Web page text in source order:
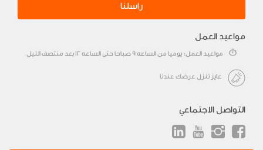
راسلنا
مواعيد العمل
مواعيد العمل: يوميا من الساعه 9 صباحا حتى الساعه 12 بعد منتصف الليل
عايز تنزل عرضك عندنا
التواصل الاجتماعي